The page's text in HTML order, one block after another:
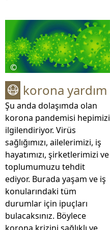
©
😷 korona yardım
Şu anda dolaşımda olan
korona pandemisi hepimizi
ilgilendiriyor. Virüs
sağlığımızı, ailelerimizi, iş
hayatımızı, şirketlerimizi ve
toplumumuzu tehdit
ediyor. Burada yaşam ve iş
konularındaki tüm
durumlar için ipuçları
bulacaksınız. Böylece